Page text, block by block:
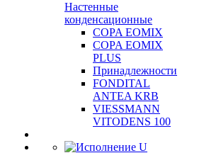
Настенные
конденсационные
COPA EOMIX
COPA EOMIX
PLUS
Принадлежности
FONDITAL
ANTEA KRB
VIESSMANN
VITODENS 100